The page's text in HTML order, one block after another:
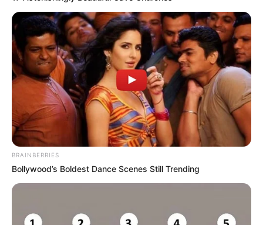
BRAINBERRIES
Bollywood’s Boldest Dance Scenes Still Trending